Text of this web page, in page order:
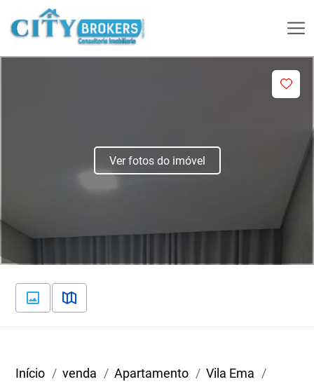
Ver fotos do imóvel
Início venda Apartamento
Vila Ema